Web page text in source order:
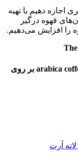
اجازه دهیم با تهیه
قهوه درگیر
را افزایش می‌دهیم.
برای خرید قهوه 100 درصد عربیکا 100% arabica coffee بر روی
آرت